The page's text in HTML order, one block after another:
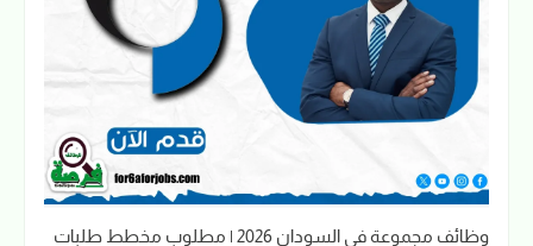
وظائف مجموعة في السودان 2026 | مطلوب مخطط طلبات